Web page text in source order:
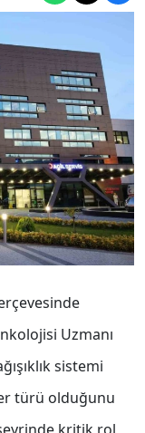
Uzmanı
sistemi
türü olduğunu